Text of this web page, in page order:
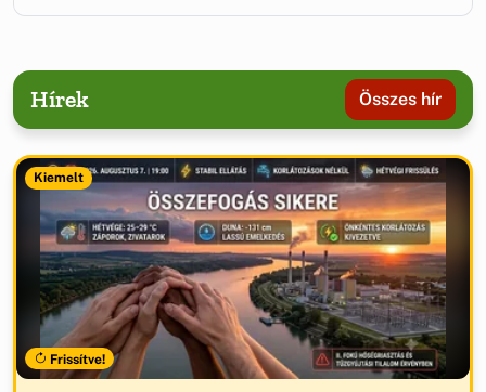
Hírek Összes hír
Kiemelt
Frissítve!